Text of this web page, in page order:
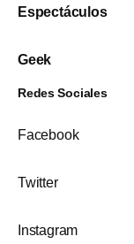
Espectáculos
Geek
Redes Sociales
Facebook
Twitter
Instagram